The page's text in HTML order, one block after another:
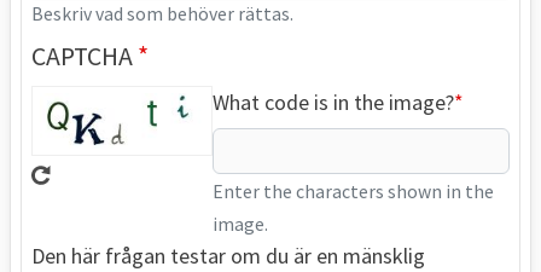
Beskriv vad som behöver rättas.
CAPTCHA
What code is in the image?
Enter the characters shown in the
image.
Den här frågan testar om du är en mänsklig